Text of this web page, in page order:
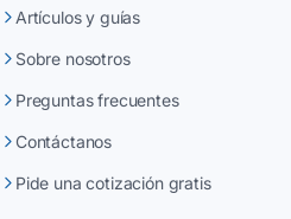
Artículos y guías
Sobre nosotros
Preguntas frecuentes
Contáctanos
Pide una cotización gratis